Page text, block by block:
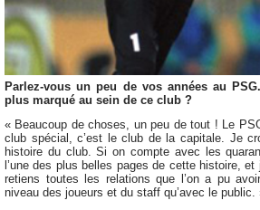
Parlez-vous un peu de vos années au
plus marqué au sein de ce club ?
« Beaucoup de choses, un peu de tout ! Le
club spécial, c’est le club de la capitale. Je
histoire du club. Si on compte avec les
l’une des plus belles pages de cette histoire,
retiens toutes les relations que l’on a pu
niveau des joueurs et du staff qu’avec le public.